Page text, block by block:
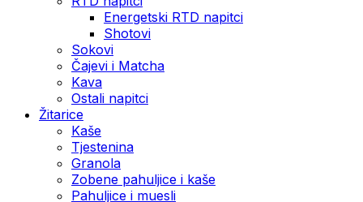
Energetski RTD napitci
Shotovi
Sokovi
Čajevi i Matcha
Kava
Ostali napitci
Žitarice
Kaše
Tjestenina
Granola
Zobene pahuljice i kaše
Pahuljice i muesli